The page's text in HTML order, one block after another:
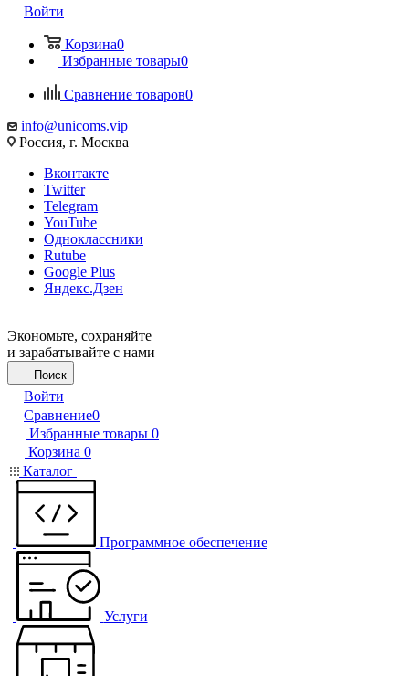
Войти
Корзина0
Избранные товары0
Сравнение товаров0
info@unicoms.vip
Россия, г. Москва
Вконтакте
Twitter
Telegram
YouTube
Одноклассники
Rutube
Google Plus
Яндекс.Дзен
Экономьте, сохраняйте
и зарабатывайте с нами
Поиск
Войти
Сравнение0
Избранные товары 0
Корзина 0
Каталог
Программное обеспечение
Услуги